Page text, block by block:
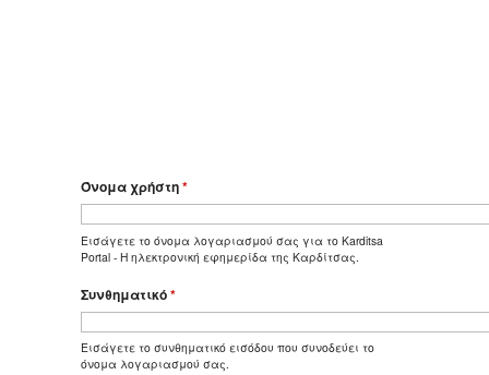
Όνομα χρήστη*
Εισάγετε το όνομα λογαριασμού σας για το Karditsa
Portal - Η ηλεκτρονική εφημερίδα της Καρδίτσας.
Συνθηματικό*
Εισάγετε το συνθηματικό εισόδου που συνοδεύει το
όνομα λογαριασμού σας.